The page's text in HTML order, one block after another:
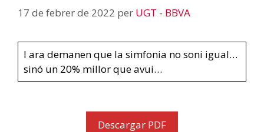
17 de febrer de 2022 per UGT - BBVA
I ara demanen que la simfonia no soni igual…
sinó un 20% millor que avui…
Descargar PDF